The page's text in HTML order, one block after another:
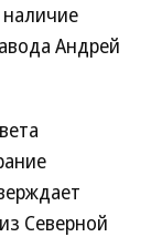
наличие
Андрей
Северной